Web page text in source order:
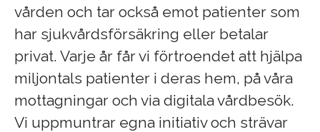
vården och tar också emot patienter som
har sjukvårdsförsäkring eller betalar
privat. Varje år får vi förtroendet att hjälpa
miljontals patienter i deras hem, på våra
mottagningar och via digitala vårdbesök.
Vi uppmuntrar egna initiativ och strävar